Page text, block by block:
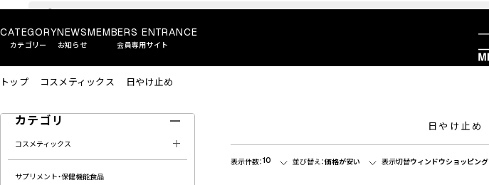
CATEGORY
カテゴリー
NEWS
お知らせ
MEMBERS ENTRANCE
会員専用サイト
トップ コスメティックス 日やけ止め
カテゴリ
コスメティックス
サプリメント・保健機能食品
日やけ止め
表示件数：10 並び替え：価格が安い 表示切替ウィンドウショッピング